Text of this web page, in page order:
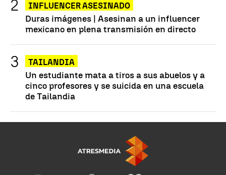
INFLUENCER ASESINADO
Duras imágenes | Asesinan a un influencer
mexicano en plena transmisión en directo
TAILANDIA
Un estudiante mata a tiros a sus abuelos y a
cinco profesores y se suicida en una escuela
de Tailandia